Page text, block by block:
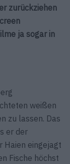
zurückziehen
ja sogar in
weißen
zu lassen. Das
er der
Haien eingejagt
Fische höchst